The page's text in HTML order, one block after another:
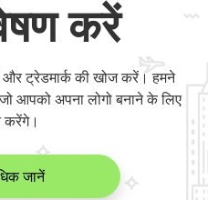
करें
और ट्रेडमार्क की खोज करें। हमने
आपको अपना लोगो बनाने के लिए
करेंगे।
जानें